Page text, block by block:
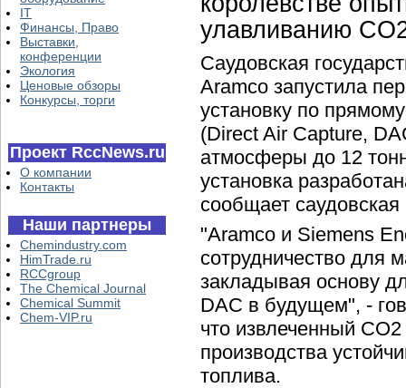
IT
Финансы, Право
Выставки,
конференции
Экология
Ценовые обзоры
Конкурсы, торги
Проект RccNews.ru
О компании
Контакты
Наши партнеры
Chemindustry.com
HimTrade.ru
RCCgroup
The Chemical Journal
Chemical Summit
Chem-VIP.ru
улавливанию
Саудовская
Aramco запустила
установку по
(Direct Air Capture,
атмосферы до 12
установка
сообщает
"Aramco и Siemens
сотрудничество для
закладывая основу
DAC в будущем", -
что извлеченный
производства
топлива.